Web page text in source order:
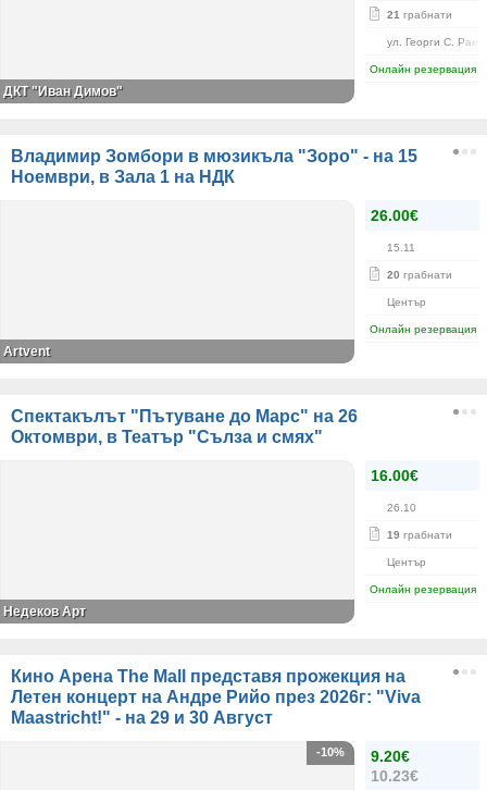
21 грабнати
ул. Георги С.
Онлайн резервация
ДКТ "Иван Димов"
Владимир Зомбори в мюзикъла "Зоро" - на 15
Ноември, в Зала 1 на НДК
26.00€
15.11
20 грабнати
Център
Онлайн резервация
Artvent
Спектакълът "Пътуване до Марс" на 26
Октомври, в Театър "Сълза и смях"
16.00€
26.10
19 грабнати
Център
Онлайн резервация
Недеков Арт
Кино Арена The Mall представя прожекция на
Летен концерт на Андре Рийо през 2026г: "Viva
Maastricht!" - на 29 и 30 Август
9.20€
10.23€
-10%